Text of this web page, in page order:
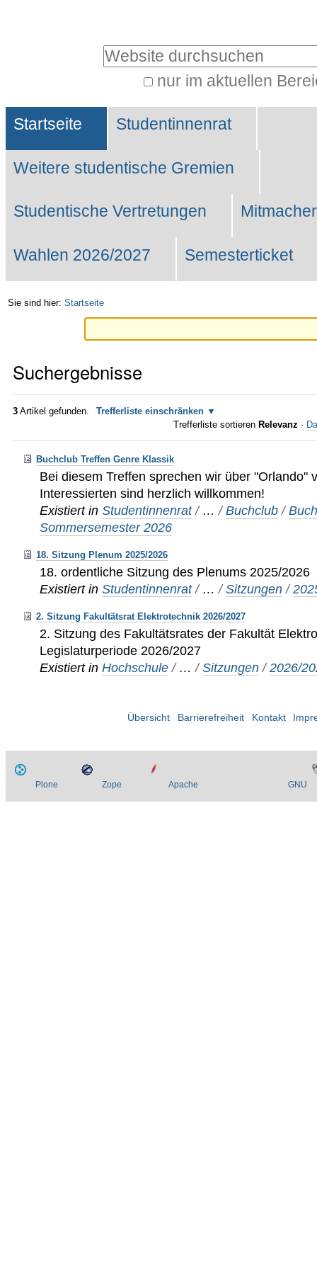
Website durchsuchen
nur im aktuellen
Suche…
Sektionen
Startseite Studentinnenrat
Weitere studentische Gremien
Studentische Vertretungen
Wahlen 2026/2027 Semesterticket
Sie sind hier: Startseite
Suchergebnisse
3 Artikel gefunden.
Trefferliste einschränken
Trefferliste sortieren Relevanz ·
Buchclub Treffen Genre Klassik
Bei diesem Treffen sprechen wir über "Orlando"
Interessierten sind herzlich willkommen!
Existiert in Studentinnenrat / …/Buchclub /
Sommersemester 2026
18. Sitzung Plenum 2025/2026
18. ordentliche Sitzung des Plenums 2025/2026
Existiert in Studentinnenrat / …/Sitzungen /
2. Sitzung Fakultätsrat Elektrotechnik 2026/2027
2. Sitzung des Fakultätsrates der Fakultät
Legislaturperiode 2026/2027
Existiert in Hochschule / …/Sitzungen /2026/
Übersicht Barrierefreiheit Kontakt
Plone Zope Apache GNU